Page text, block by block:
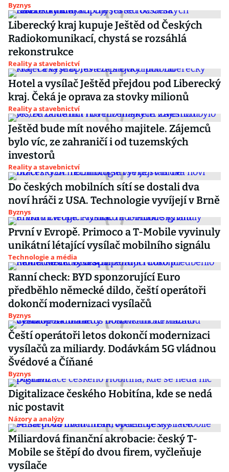
Byznys
Liberecký kraj kupuje Ještěd od Českých
Radiokomunikací, chystá se rozsáhlá
rekonstrukce
Reality a stavebnictví
Hotel a vysílač Ještěd přejdou pod Liberecký
kraj. Čeká je oprava za stovky milionů
Reality a stavebnictví
Ještěd bude mít nového majitele. Zájemců
bylo víc, ze zahraničí i od tuzemských
investorů
Reality a stavebnictví
Do českých mobilních sítí se dostali dva
noví hráči z USA. Technologie vyvíjejí v Brně
Byznys
První v Evropě. Primoco a T-Mobile vyvinuly
unikátní létající vysílač mobilního signálu
Technologie a média
Ranní check: BYD sponzorující Euro
předběhlo německé dildo, čeští operátoři
dokončí modernizaci vysílačů
Byznys
Čeští operátoři letos dokončí modernizaci
vysílačů za miliardy. Dodávkám 5G vládnou
Švédové a Číňané
Byznys
Digitalizace českého Hobitína, kde se nedá
nic postavit
Názory a analýzy
Miliardová finanční akrobacie: český T-
Mobile se štěpí do dvou firem, vyčleňuje
vysílače